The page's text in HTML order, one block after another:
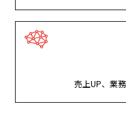
売上UP、業